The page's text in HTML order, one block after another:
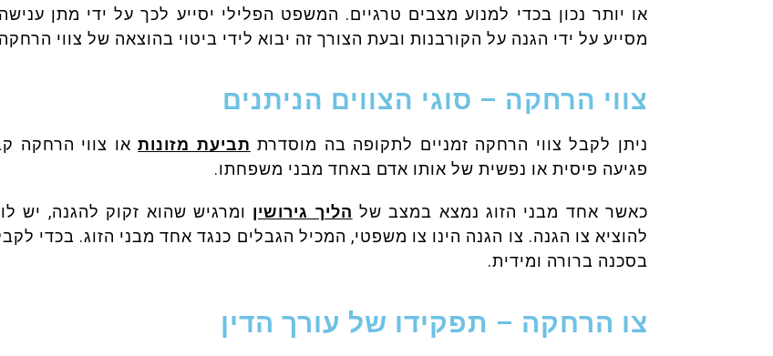
או יותר נכון בכדי למנוע מצבים טרגיים. המשפט הפלילי יסייע לכך על ידי מתן
מסייע על ידי הגנה על הקורבנות ובעת הצורך זה יבוא לידי ביטוי בהוצאה של צווי
צווי הרחקה – סוגי הצווים הניתנים
ניתן לקבל צווי הרחקה זמניים לתקופה בה מוסדרת תביעת מזונותאו צווי הרחקה
פגיעה פיסית או נפשית של אותו אדם באחד מבני משפחתו.
כאשר אחד מבני הזוג נמצא במצב של הליך גירושין ומרגיש שהוא זקוק להגנה,
להוציא צו הגנה. צו הגנה הינו צו משפטי, המכיל הגבלים כנגד אחד מבני הזוג. בכדי
בסכנה ברורה ומידית.
צו הרחקה – תפקידו של עורך הדין